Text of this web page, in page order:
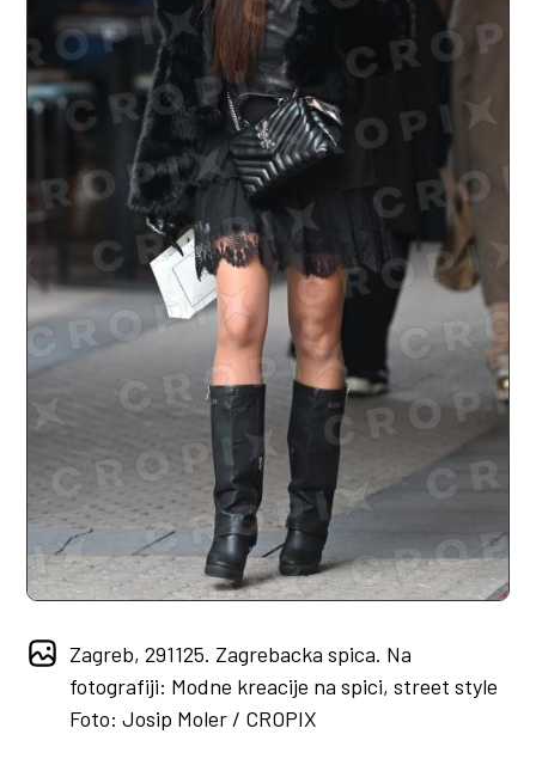
Zagreb, 291125. Zagrebacka spica. Na
fotografiji: Modne kreacije na spici, street style
Foto: Josip Moler / CROPIX